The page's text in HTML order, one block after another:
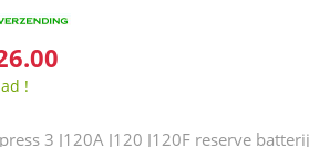
!
3 J120A J120 J120F reserve batterij